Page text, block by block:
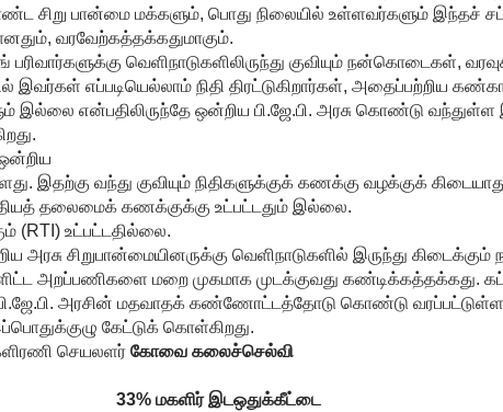
சிறு பான்மை மக்களும், பொது நிலையில் உள்ளவர்களும் இந்தச்
வரவேற்கத்தக்கதுமாகும்.
வெளிநாடுகளிலிருந்து குவியும் நன்கொடைகள்,
இவர்கள் எப்படியெல்லாம் நிதி திரட்டுகிறார்கள், அதைப்பற்றிய
இல்லை என்பதிலிருந்தே ஒன்றிய பி.ஜே.பி. அரசு கொண்டு
இதற்கு வந்து குவியும் நிதிகளுக்குக் கணக்கு வழக்குக்
தலைமைக் கணக்குக்கு உட்பட்டதும் இல்லை.
(RTI) உட்பட்டதில்லை.
சிறுபான்மையினருக்கு வெளிநாடுகளில் இருந்து
அறப்பணிகளை மறை முகமாக முடக்குவது கண்டிக்கத்தக்கது.
அரசின் மதவாதக் கண்ணோட்டத்தோடு கொண்டு
கேட்டுக் கொள்கிறது.
செயலளர் கோவை கலைச்செல்வி
33% மகளிர் இடஒதுக்கீட்டை